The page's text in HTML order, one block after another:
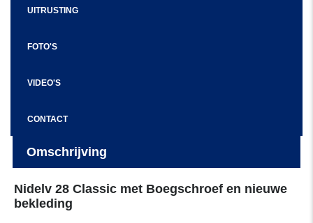
UITRUSTING
FOTO'S
VIDEO'S
CONTACT
Omschrijving
Nidelv 28 Classic met Boegschroef en nieuwe
bekleding